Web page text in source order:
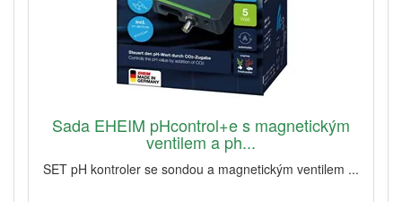
Sada EHEIM pHcontrol+e s magnetickým
ventilem a ph...
SET pH kontroler se sondou a magnetickým ventilem ...